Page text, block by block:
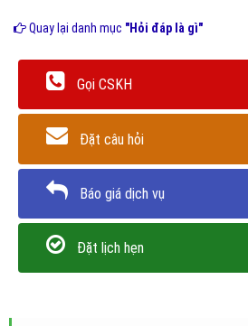
Quay lại danh mục "Hỏi đáp là gì"
Gọi CSKH
Đặt câu hỏi
Báo giá dịch vụ
Đặt lịch hẹn